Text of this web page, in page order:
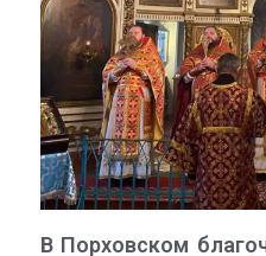
В Порховском